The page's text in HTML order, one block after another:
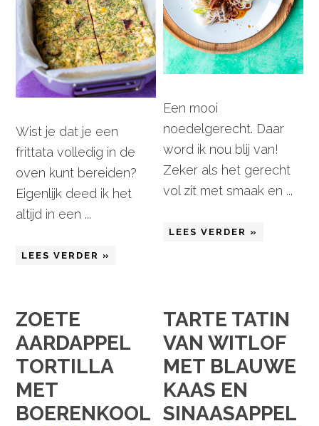
Wist je dat je een
frittata volledig in de
oven kunt bereiden?
Eigenlijk deed ik het
altijd in een ...
LEES VERDER »
Een mooi
noedelgerecht. Daar
word ik nou blij van!
Zeker als het gerecht
vol zit met smaak en ...
LEES VERDER »
ZOETE
AARDAPPEL
TORTILLA
MET
BOERENKOOL
TARTE TATIN
VAN WITLOF
MET BLAUWE
KAAS EN
SINAASAPPEL